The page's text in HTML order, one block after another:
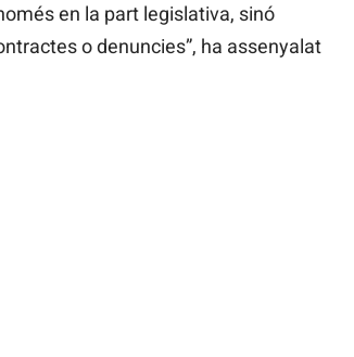
en la part legislativa, sinó
o denuncies”, ha assenyalat